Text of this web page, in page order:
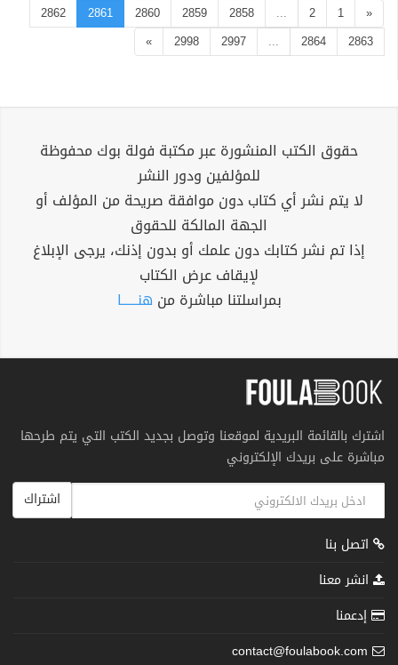
«
1
2
...
2858
2859
2860
2861
2862
2863
2864
...
2997
2998
»
حقوق الكتب المنشورة عبر مكتبة فولة بوك محفوظة
للمؤلفين ودور النشر
لا يتم نشر أي كتاب دون موافقة صريحة من المؤلف أو
الجهة المالكة للحقوق
إذا تم نشر كتابك دون علمك أو بدون إذنك، يرجى الإبلاغ
لإيقاف عرض الكتاب
بمراسلتنا مباشرة من هنــــــا
اشترك بالقائمة البريدية لموقعنا وتوصل بجديد الكتب التي يتم طرحها
مباشرة على بريدك الإلكتروني
اشتراك
اتصل بنا
انشر معنا
إدعمنا
contact@foulabook.com